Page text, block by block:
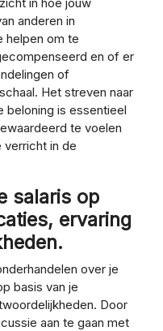
anderen in
helpen om te
en of er
of
Het streven naar
beloning is essentieel
te voelen
verricht in de
salaris op
ervaring
over je
basis van je
Door
aan te gaan met